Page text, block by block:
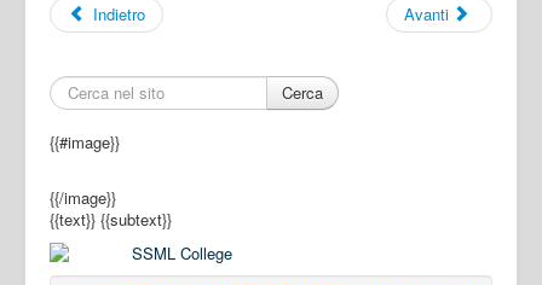
Indietro Avanti
Cerca
{{#image}}
{{/image}}
{{text}} {{subtext}}